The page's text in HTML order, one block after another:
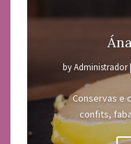
byAdministrador|
Conservas e
confits,